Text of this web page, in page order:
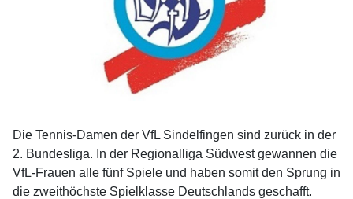
Die Tennis-Damen der VfL Sindelfingen sind zurück in der
2. Bundesliga. In der Regionalliga Südwest gewannen die
VfL-Frauen alle fünf Spiele und haben somit den Sprung in
die zweithöchste Spielklasse Deutschlands geschafft.